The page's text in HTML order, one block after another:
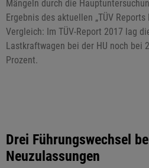
Mängeln durch die
Ergebnis des aktuellen „TÜV
Vergleich: Im TÜV-Report 2017 lag
Lastkraftwagen bei der HU noch bei
Prozent.
Drei Führungswechsel
Neuzulassungen